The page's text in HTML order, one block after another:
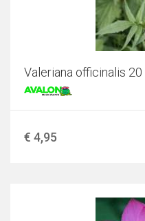
Valeriana officinalis
€ 4,95